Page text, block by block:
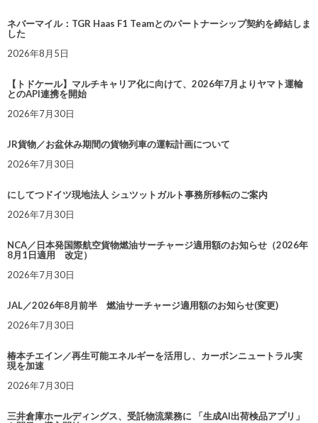
ネバーマイル：TGR Haas F1 Teamとのパートナーシップ契約を締結しま
した
2026年8月5日
【トドケール】マルチキャリア化に向けて、2026年7月よりヤマト運輸
とのAPI連携を開始
2026年7月30日
JR貨物／お盆休み期間の貨物列車の運転計画について
2026年7月30日
にしてつドイツ現地法人 シュツットガルト事務所移転のご案内
2026年7月30日
NCA／日本発国際航空貨物燃油サーチャージ適用額のお知らせ（2026年
8月1日適用 改定）
2026年7月30日
JAL／2026年8月前半 燃油サーチャージ適用額のお知らせ(変更)
2026年7月30日
椿本チエイン／再生可能エネルギーを活用し、カーボンニュートラル実
現を加速
2026年7月30日
三井倉庫ホールディングス、受託物流業務に 「生成AI出荷検品アプリ」